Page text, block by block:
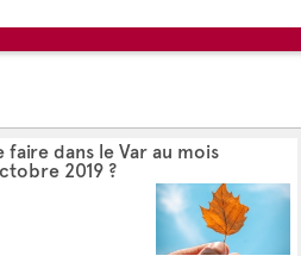
faire dans le Var au mois
2019 ?